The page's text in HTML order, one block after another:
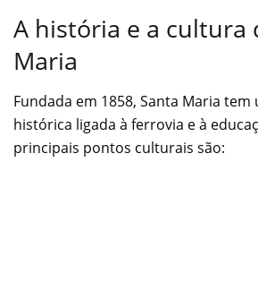
A história e a cultura
Maria
Fundada em 1858, Santa Maria
histórica ligada à ferrovia e à
principais pontos culturais são: